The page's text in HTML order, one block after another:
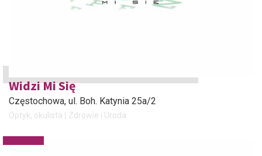
Widzi Mi Się
Częstochowa, ul. Boh. Katynia 25a/2
Optyk, okulista Zdrowie i Uroda